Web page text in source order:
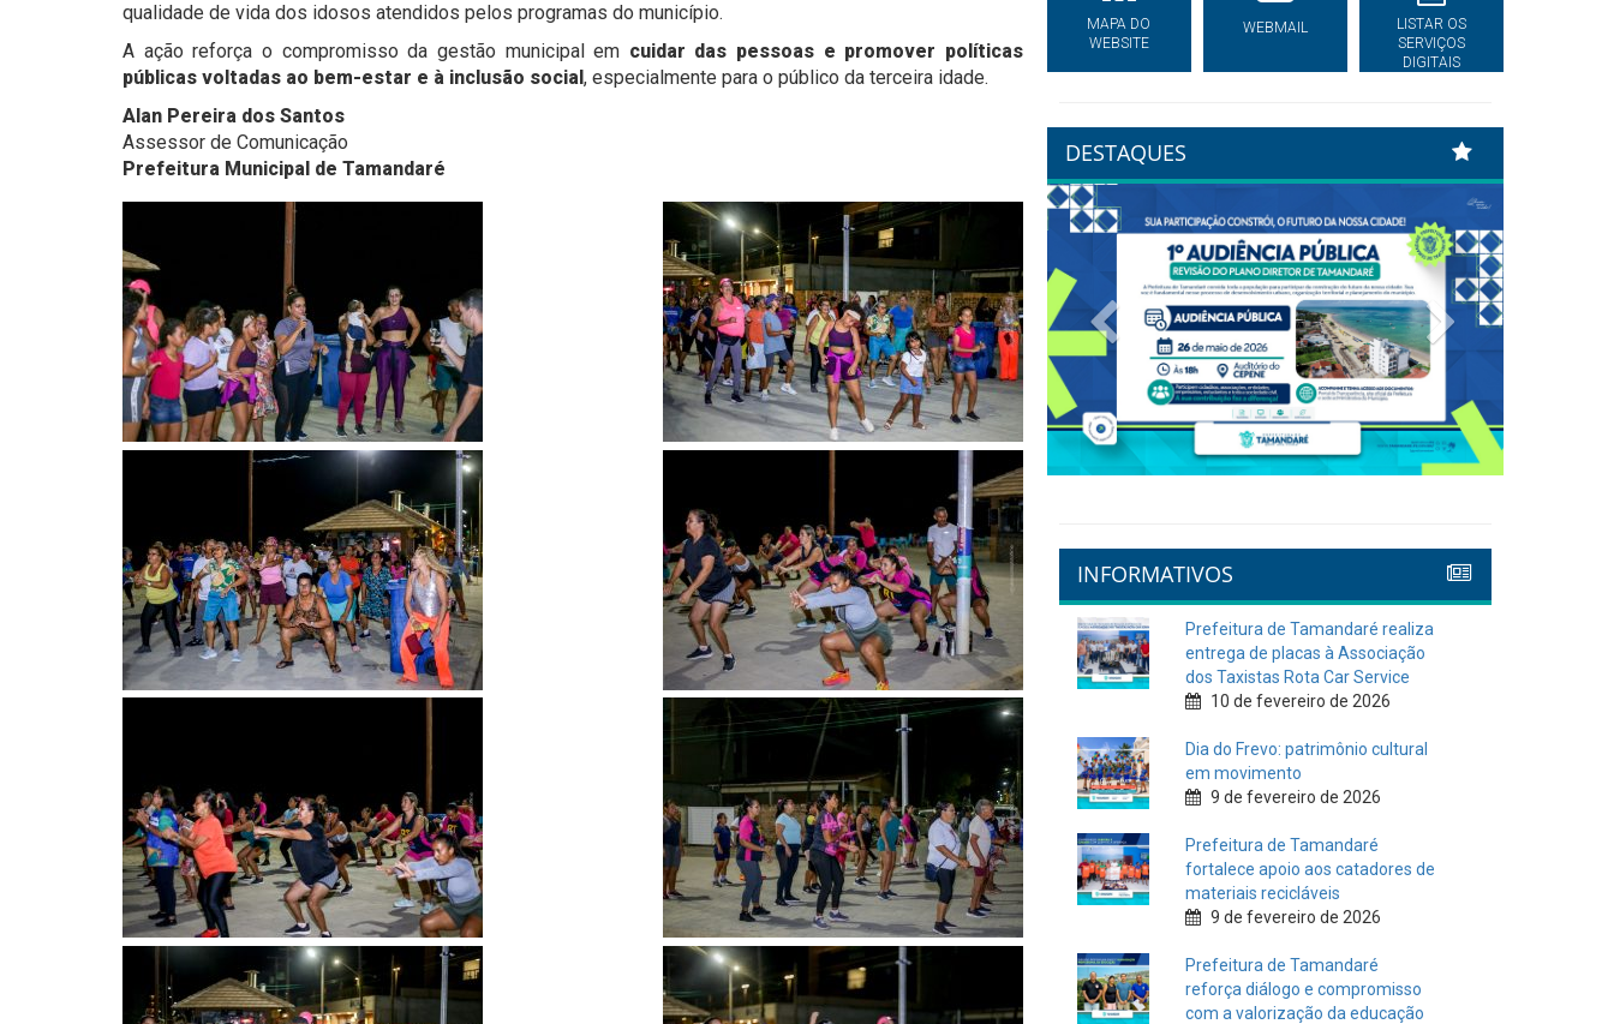
qualidade de vida dos idosos atendidos pelos programas do município.
A ação reforça o compromisso da gestão municipal em cuidar das pessoas e promover políticas
públicas voltadas ao bem-estar e à inclusão social, especialmente para o público da terceira idade.
Alan Pereira dos Santos
Assessor de Comunicação
Prefeitura Municipal de Tamandaré
MAPA DO
WEBSITE
WEBMAIL
LISTAR OS
SERVIÇOS
DIGITAIS
DESTAQUES
Previous Next
INFORMATIVOS
Prefeitura de Tamandaré realiza
entrega de placas à Associação
dos Taxistas Rota Car Service
10 de fevereiro de 2026
Dia do Frevo: patrimônio cultural
em movimento
9 de fevereiro de 2026
Prefeitura de Tamandaré
fortalece apoio aos catadores de
materiais recicláveis
9 de fevereiro de 2026
Prefeitura de Tamandaré
reforça diálogo e compromisso
com a valorização da educação